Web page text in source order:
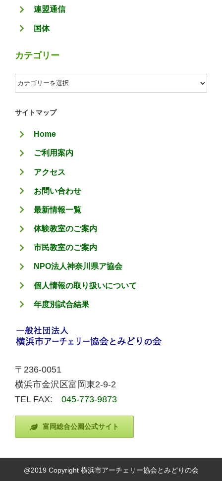
連盟通信
国体
カテゴリー
カ
テ
ゴ
ー
サイトマップ
Home
ご利用案内
アクセス
お問い合わせ
最新情報一覧
体験教室のご案内
市民教室のご案内
NPO法人神奈川県ア協会
個人情報の取り扱いについて
年度別試合結果
〒236-0051
横浜市金沢区富岡東2-9-2
TEL FAX: 045-773-9873
富岡総合公園公式サイト
@2019 Copyright 横浜市アーチェリー協会とみどりの会